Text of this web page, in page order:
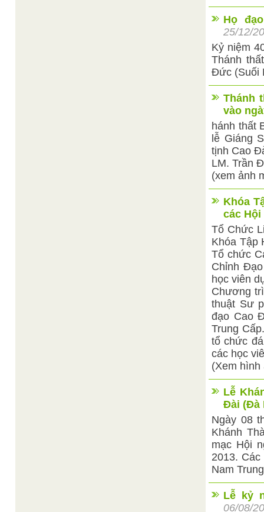
Họ
25/12/
Kỷ niệm
Thánh
Đức (Suối
Thánh
vào
hánh thất
lễ Giáng
tịnh Cao
LM. Trần
(xem ảnh
Khóa
các
Tổ Chức
Khóa Tập
Tổ chức
Chỉnh
học viên
Chương
thuật Sư
đạo Cao
Trung
tổ chức
các học
(Xem hình
Lễ
Đài (Đà
Ngày 08
Khánh
mạc Hội
2013.
Nam
Lễ kỷ
06/08/